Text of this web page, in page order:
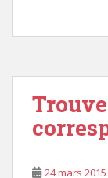
24 mars 2015